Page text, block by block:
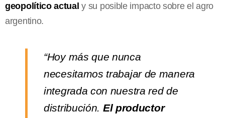
geopolítico actual y su posible impacto sobre el agro
argentino.
“Hoy más que nunca
necesitamos trabajar de manera
integrada con nuestra red de
distribución. El productor